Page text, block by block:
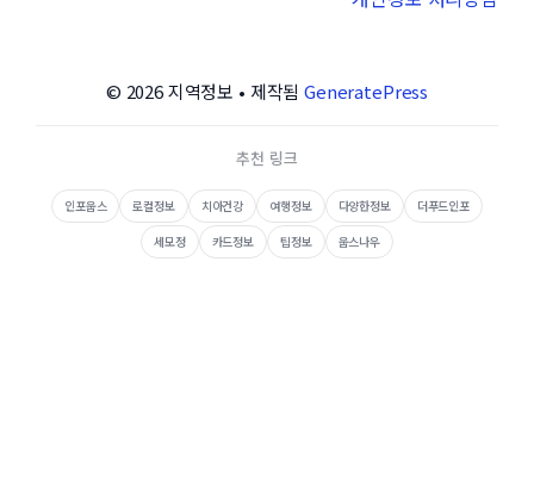
© 2026 지역정보 • 제작됨GeneratePress
추천 링크
인포웁스 로컬정보 치아건강 여행정보 다양한정보
더푸드인포
세모정
카드정보 팁정보 웁스나우